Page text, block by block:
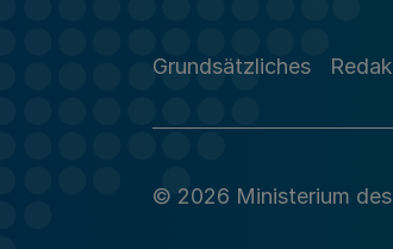
Grundsätzliches
© 2026 Ministerium